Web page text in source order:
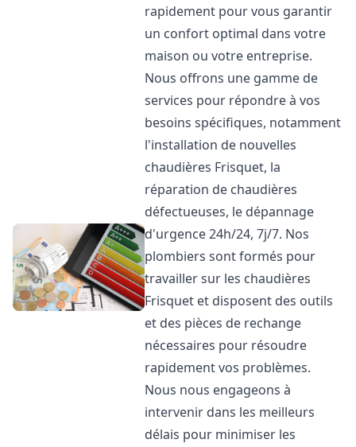
rapidement pour vous garantir
un confort optimal dans votre
maison ou votre entreprise.
Nous offrons une gamme de
services pour répondre à vos
besoins spécifiques, notamment
l'installation de nouvelles
chaudières Frisquet, la
réparation de chaudières
défectueuses, le dépannage
d'urgence 24h/24, 7j/7. Nos
plombiers sont formés pour
travailler sur les chaudières
Frisquet et disposent des outils
et des pièces de rechange
nécessaires pour résoudre
rapidement vos problèmes.
Nous nous engageons à
intervenir dans les meilleurs
délais pour minimiser les